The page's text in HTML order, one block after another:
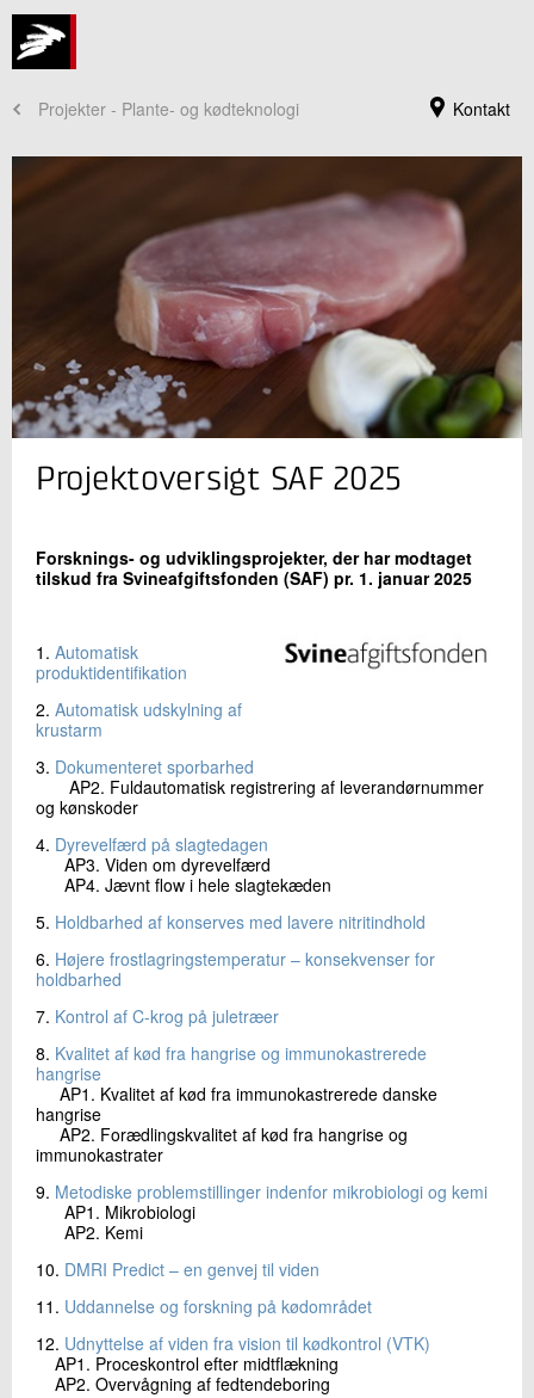
Kontakt
Projekter - Plante- og kødteknologi
Jeg er din kontaktperson
Lene Meinert
Centerchef, Ph.D.
+45 72 20 26 67
Send e-mail
Skriv til mig
Send
Projektoversigt SAF 2025
Forsknings- og udviklingsprojekter, der har modtaget
tilskud fra Svineafgiftsfonden (SAF) pr. 1. januar 2025
1. Automatisk
produktidentifikation
2. Automatisk udskylning af
krustarm
3. Dokumenteret sporbarhed
AP2. Fuldautomatisk registrering af leverandørnummer
og kønskoder
4. Dyrevelfærd på slagtedagen
AP3. Viden om dyrevelfærd
AP4. Jævnt flow i hele slagtekæden
5. Holdbarhed af konserves med lavere nitritindhold
6. Højere frostlagringstemperatur – konsekvenser for
holdbarhed
7. Kontrol af C-krog på juletræer
8. Kvalitet af kød fra hangrise og immunokastrerede
hangrise
AP1. Kvalitet af kød fra immunokastrerede danske
hangrise
AP2. Forædlingskvalitet af kød fra hangrise og
immunokastrater
9. Metodiske problemstillinger indenfor mikrobiologi og kemi
AP1. Mikrobiologi
AP2. Kemi
10. DMRI Predict – en genvej til viden
11. Uddannelse og forskning på kødområdet
12. Udnyttelse af viden fra vision til kødkontrol (VTK)
AP1. Proceskontrol efter midtflækning
AP2. Overvågning af fedtendeboring